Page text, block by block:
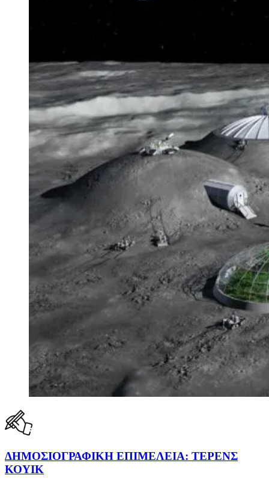
ΔΗΜΟΣΙΟΓΡΑΦΙΚΗ ΕΠΙΜΕΛΕΙΑ: ΤΕΡΕΝΣ
ΚΟΥΙΚ